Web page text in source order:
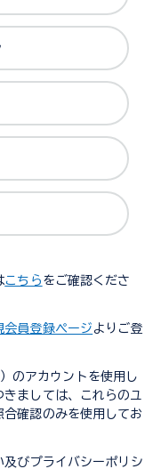
こちら をご確認くださ
会員登録ページ よりご登
のアカウントを使用し
ましては、これらのユ
確認のみを使用してお
びプライバシーポリシ